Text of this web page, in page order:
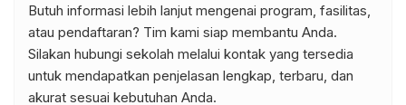
Butuh informasi lebih lanjut mengenai program, fasilitas,
atau pendaftaran? Tim kami siap membantu Anda.
Silakan hubungi sekolah melalui kontak yang tersedia
untuk mendapatkan penjelasan lengkap, terbaru, dan
akurat sesuai kebutuhan Anda.